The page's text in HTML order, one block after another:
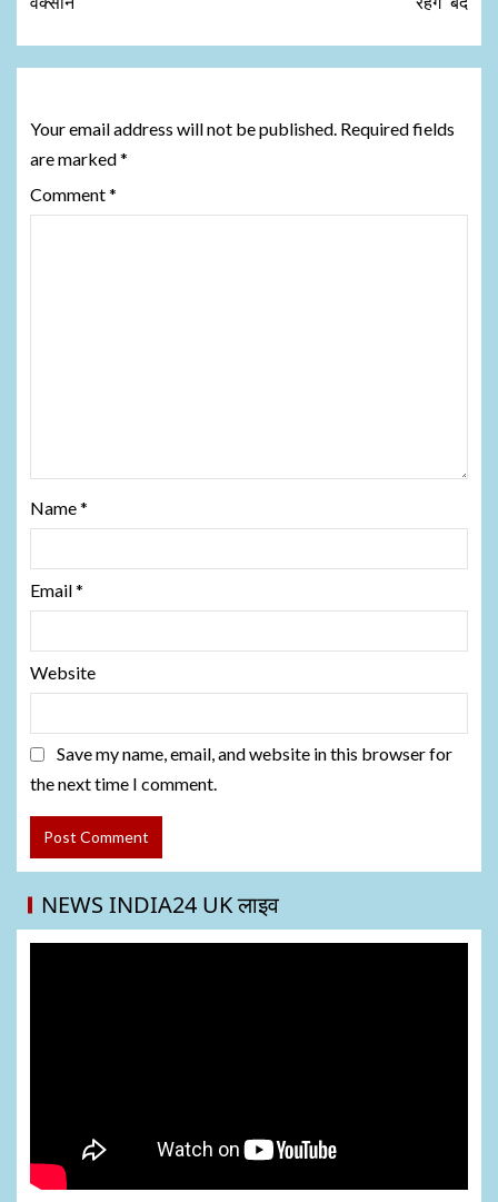
Your email address will not be published. Required fields
are marked*
Comment*
Name*
Email*
Website
Save my name, email, and website in this browser for
the next time I comment.
NEWS INDIA24 UK लाइव